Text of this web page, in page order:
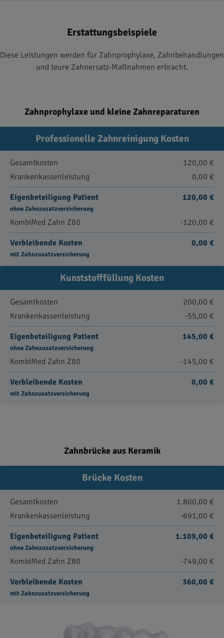
Erstattungsbeispiele
Diese Leistungen werden für Zahnprophylaxe, Zahnbehandlungen
und teure Zahnersatz-Maßnahmen erbracht.
Zahnprophylaxe und kleine Zahnreparaturen
Professionelle Zahnreinigung Kosten
Gesamtkosten
120,00 €
Krankenkassenleistung
0,00 €
Eigenbeteiligung Patient
ohne Zahnzusatzversicherung
120,00 €
KombiMed Zahn Z80 -120,00 €
Verbleibende Kosten
mit Zahnzusatzversicherung
0,00 €
Kunststofffüllung Kosten
Gesamtkosten
200,00 €
Krankenkassenleistung
-55,00 €
Eigenbeteiligung Patient
ohne Zahnzusatzversicherung
145,00 €
KombiMed Zahn Z80 -145,00 €
Verbleibende Kosten
mit Zahnzusatzversicherung
0,00 €
Zahnbrücke aus Keramik
Brücke Kosten
Gesamtkosten
1.800,00 €
Krankenkassenleistung
-691,00 €
Eigenbeteiligung Patient
ohne Zahnzusatzversicherung
1.109,00 €
KombiMed Zahn Z80 -749,00 €
Verbleibende Kosten
mit Zahnzusatzversicherung
360,00 €